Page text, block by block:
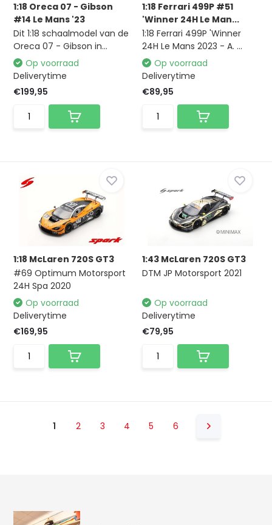
1:18 Oreca 07 - Gibson
#14 Le Mans '23
Dit 1:18 schaalmodel van de
Oreca 07 - Gibson in...
Op voorraad
Deliverytime
€199,95
1:18 Ferrari 499P #51
'Winner 24H Le Man...
1:18 Ferrari 499P 'Winner
24H Le Mans 2023 - A. ...
Op voorraad
Deliverytime
€89,95
1:18 McLaren 720S GT3
#69 Optimum Motorsport
24H Spa 2020
Op voorraad
Deliverytime
€169,95
1:43 McLaren 720S GT3
DTM JP Motorsport 2021
Op voorraad
Deliverytime
€79,95
1 2 3 4 5 6